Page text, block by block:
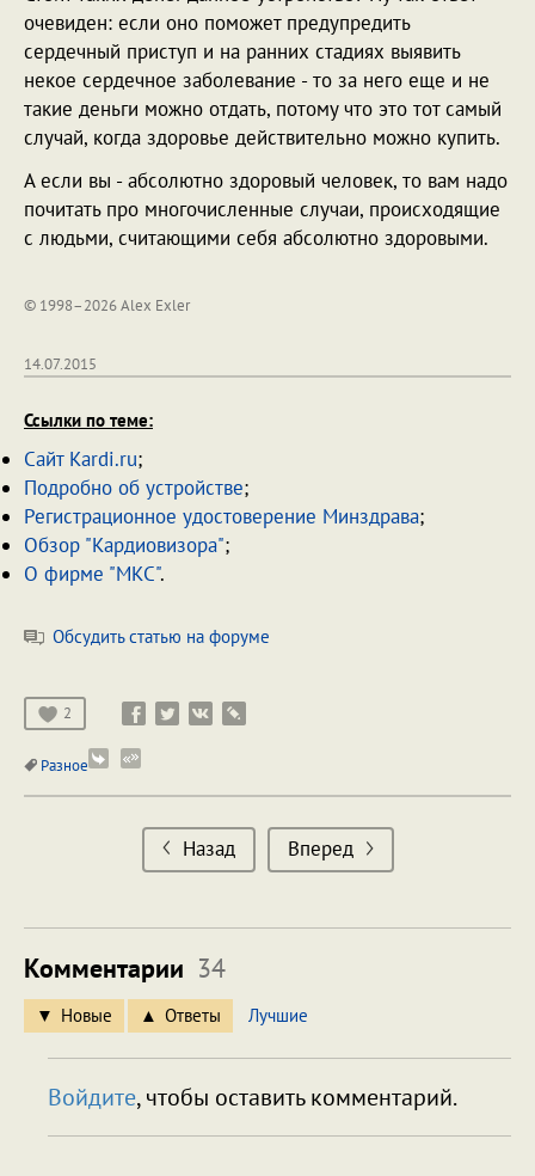
очевиден: если оно поможет предупредить
сердечный приступ и на ранних стадиях выявить
некое сердечное заболевание - то за него еще и не
такие деньги можно отдать, потому что это тот самый
случай, когда здоровье действительно можно купить.
А если вы - абсолютно здоровый человек, то вам надо
почитать про многочисленные случаи, происходящие
с людьми, считающими себя абсолютно здоровыми.
© 1998–2026 Alex Exler
14.07.2015
Ссылки по теме:
Сайт Kardi.ru;
Подробно об устройстве;
Регистрационное удостоверение Минздрава;
Обзор "Кардиовизора";
О фирме "МКС".
Обсудить статью на форуме
2
Разное
Назад Вперед
Комментарии 34
Новые Ответы Лучшие
Войдите, чтобы оставить комментарий.